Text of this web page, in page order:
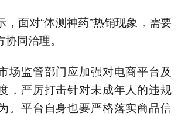
，面对“体测神药”热销现象，需要
同治理。
场监管部门应加强对电商平台及
，严厉打击针对未成年人的违规
。平台自身也要严格落实商品信